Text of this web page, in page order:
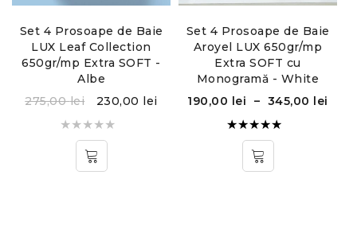
Temperatura maxima de spalare 90°C
Set 4 Prosoape de Baie
LUX Leaf Collection
650gr/mp Extra SOFT -
Albe
275,00lei 230,00 lei
Set 4 Prosoape de Baie
Aroyel LUX 650gr/mp
Extra SOFT cu
Monogramă - White
190,00 lei – 345,00 lei
Evaluat la
5.00din
5